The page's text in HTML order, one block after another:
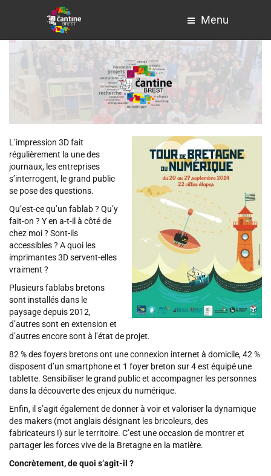
Menu
L’impression 3D fait
régulièrement la une des
journaux, les entreprises
s’interrogent, le grand public
se pose des questions.
Qu’est-ce qu’un fablab ? Qu’y
fait-on ? Y en a-t-il à côté de
chez moi ? Sont-ils
accessibles ? A quoi les
imprimantes 3D servent-elles
vraiment ?
Plusieurs fablabs bretons
sont installés dans le
paysage depuis 2012,
d’autres sont en extension et
d’autres encore sont à l’état de projet.
82 % des foyers bretons ont une connexion internet à domicile, 42 %
disposent d’un smartphone et 1 foyer breton sur 4 est équipé une
tablette. Sensibiliser le grand public et accompagner les personnes
dans la découverte des enjeux du numérique.
Enfin, il s’agit également de donner à voir et valoriser la dynamique
des makers (mot anglais désignant les bricoleurs, des
fabricateurs !) sur le territoire. C’est une occasion de montrer et
partager les forces vive de la Bretagne en la matière.
Concrètement, de quoi s’agit-il ?